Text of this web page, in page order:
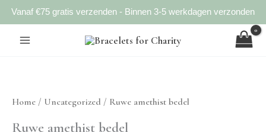
Vanaf €75 gratis verzenden - Binnen 3-5 werkdagen verzonden
Home / Uncategorized / Ruwe amethist bedel
Ruwe amethist bedel